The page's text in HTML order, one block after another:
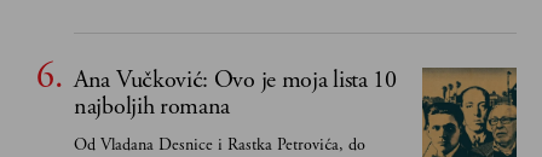
Ana Vučković: Ovo je moja lista 10
najboljih romana
Od Vladana Desnice i Rastka Petrovića, do